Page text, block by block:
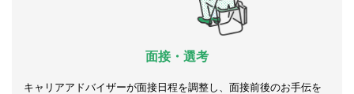
面接・選考
キャリアアドバイザーが面接日程を調整し、面接前後のお手伝を